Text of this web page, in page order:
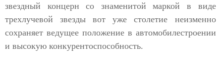
звездный концерн со знаменитой маркой в виде
трехлучевой звезды вот уже столетие неизменно
сохраняет ведущее положение в автомобилестроении
и высокую конкурентоспособность.